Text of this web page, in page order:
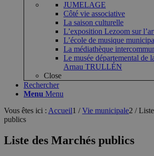
JUMELAGE
Côté vie associative
La saison culturelle
L’exposition Lezoom sur
L’école de musique
La médiathèque
Le musée départemental de
Arnau TRULLÉN
Close
Rechercher
Menu Menu
Vous êtes ici : Accueil1 / Vie municipale2 /
publics
Liste des Marchés publics